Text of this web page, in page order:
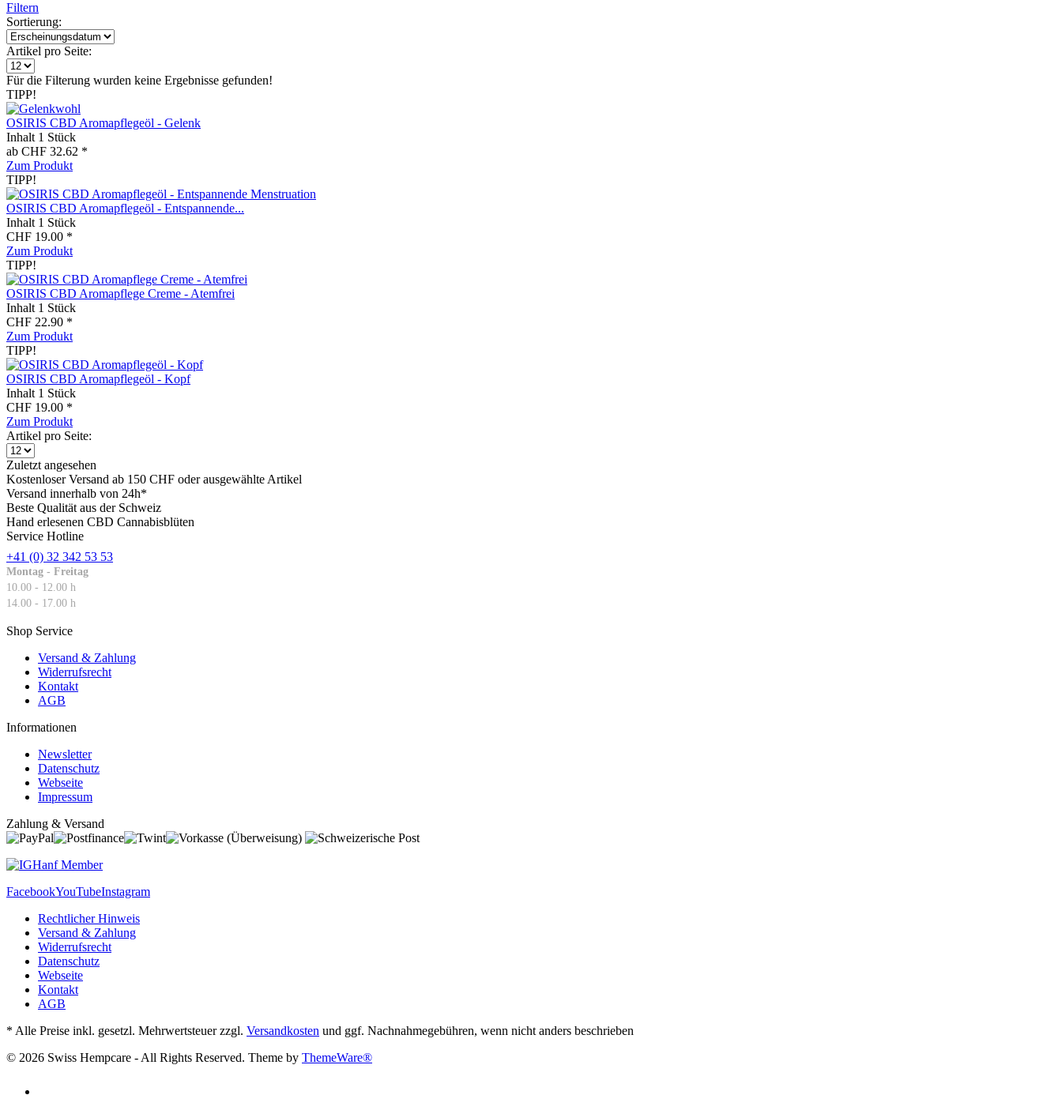
Filtern
Sortierung:
Artikel pro Seite:
Für die Filterung wurden keine Ergebnisse gefunden!
TIPP!
OSIRIS CBD Aromapflegeöl - Gelenk
Inhalt 1 Stück
ab CHF 32.62 *
Zum Produkt
TIPP!
OSIRIS CBD Aromapflegeöl - Entspannende...
Inhalt 1 Stück
CHF 19.00 *
Zum Produkt
TIPP!
OSIRIS CBD Aromapflege Creme - Atemfrei
Inhalt 1 Stück
CHF 22.90 *
Zum Produkt
TIPP!
OSIRIS CBD Aromapflegeöl - Kopf
Inhalt 1 Stück
CHF 19.00 *
Zum Produkt
Artikel pro Seite:
Zuletzt angesehen
Kostenloser Versand ab 150 CHF oder ausgewählte Artikel
Versand innerhalb von 24h*
Beste Qualität aus der Schweiz
Hand erlesenen CBD Cannabisblüten
Service Hotline
+41 (0) 32 342 53 53
Montag - Freitag
10.00 - 12.00 h
14.00 - 17.00 h
Shop Service
Versand & Zahlung
Widerrufsrecht
Kontakt
AGB
Informationen
Newsletter
Datenschutz
Webseite
Impressum
Zahlung & Versand
FacebookYouTubeInstagram
Rechtlicher Hinweis
Versand & Zahlung
Widerrufsrecht
Datenschutz
Webseite
Kontakt
AGB
* Alle Preise inkl. gesetzl. Mehrwertsteuer zzgl. Versandkosten und ggf. Nachnahmegebühren, wenn nicht anders beschrieben
© 2026 Swiss Hempcare - All Rights Reserved. Theme by ThemeWare®